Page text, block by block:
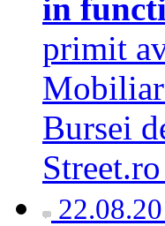
in
primit
Bursei